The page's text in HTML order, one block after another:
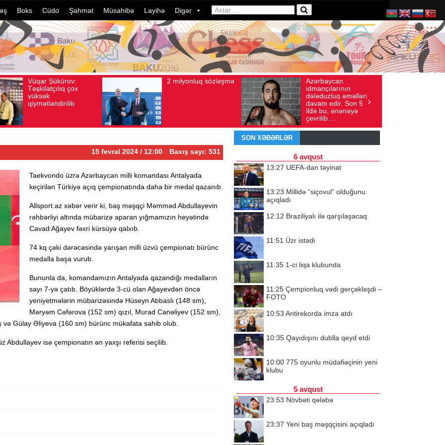
Boks Cüdo Şahmat Müsahibə Layihə Digər
2 milyonluq sözləşmə
Baxış sayı: 80
Avqust 04, 2026
Azərbaycan
dələduzluq əməlləri
davam edir. Son 5
ildə bu, ənənəyə
Baxış sayı: 136
Avqust 04, 2026
Ad gününü vətənində
qeyd etməsə də,
ürəyi hər zaman
doğma yurdu ilə
döyünür
İyul 30, 2026
15 fevral 2024 / 12:00 Baxış sayı: 531
Taekvondo üzrə Azərbaycan milli komandası Antalyada
keçirilən Türkiyə açıq çempionatında daha bir medal qazanıb.
Allsport.az xəbər verir ki, baş məşqçi Məmməd Abdullayevin
rəhbərliyi altında mübarizə aparan yığmamızın heyətində
Cavad Ağayev fəxri kürsüyə qalxıb.
74 kq çəki dərəcəsində yarışan milli üzvü çempionatı bürünc
medalla başa vurub.
Bununla da, komandamızın Antalyada qazandığı medalların
sayı 7-yə çatıb. Böyüklərdə 3-cü olan Ağayevdən öncə
yeniyetmələrin mübarizəsində Hüseyn Abbaslı (148 sm),
Məryəm Cəfərova (152 sm) qızıl, Murad Canəliyev (152 sm),
Gülay Əliyeva (160 sm) bürünc mükafata sahib olub.
Abdullayev isə çempionatın ən yaxşı referisi seçilib.
SON XƏBƏRLƏR
6 avqust
13:27 UEFA-dan təyinat
13:23 Millidə “siçovul” olduğunu
açıqladı
12:12 Braziliyalı ilə qarşılaşacaq
11:51 Üzr istədi
11:35 1-ci liqa klubunda
11:25 Çempionluq vədi gerçəkləşdi –
FOTO
10:53 Antirekorda imza atdı
10:35 Qayıdışını dublla qeyd etdi
10:00 775 oyunlu müdafiəçinin yeni
klubu
5 avqust
23:53 Növbəti qələbə
23:37 Yeni baş məşqçisini açıqladı